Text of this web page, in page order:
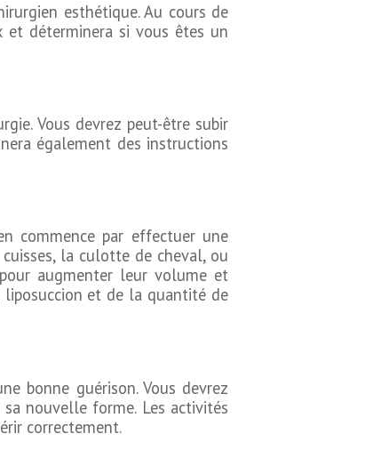
esthétique. Au cours de
et déterminera si vous êtes un
Vous devrez peut-être subir
également des instructions
commence par effectuer une
la culotte de cheval, ou
augmenter leur volume et
liposuccion et de la quantité de
bonne guérison. Vous devrez
nouvelle forme. Les activités
correctement.